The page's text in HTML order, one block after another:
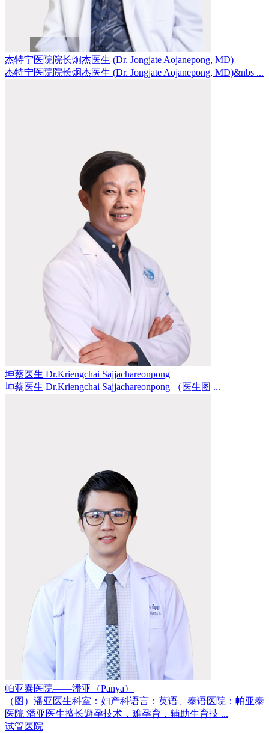
杰特宁医院院长炯杰医生 (Dr. Jongjate Aojanepong, MD)
杰特宁医院院长炯杰医生 (Dr. Jongjate Aojanepong, MD)&nbs ...
坤蔡医生 Dr.Kriengchai Sajjachareonpong
坤蔡医生 Dr.Kriengchai Sajjachareonpong （医生图 ...
帕亚泰医院——潘亚（Panya）
（图）潘亚医生科室：妇产科语言：英语、泰语医院：帕亚泰
医院 潘亚医生擅长避孕技术，难孕育，辅助生育技 ...
试管医院